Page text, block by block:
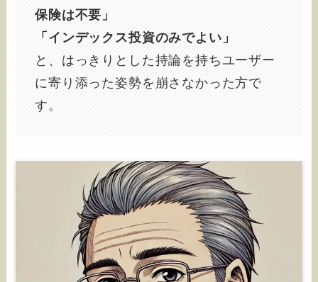
保険は不要」
「インデックス投資のみでよい」
と、はっきりとした持論を持ちユーザー
に寄り添った姿勢を崩さなかった方で
す。